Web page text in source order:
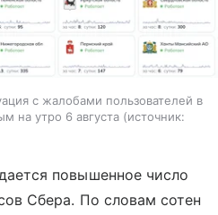
с жалобами пользователей в
на утро 6 августа
источник:
повышенное число
Сбера. По словам сотен